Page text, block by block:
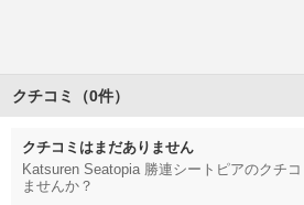
クチコミ（0件）
クチコミはまだありません
Katsuren Seatopia 勝連シートピアのクチ
ませんか？